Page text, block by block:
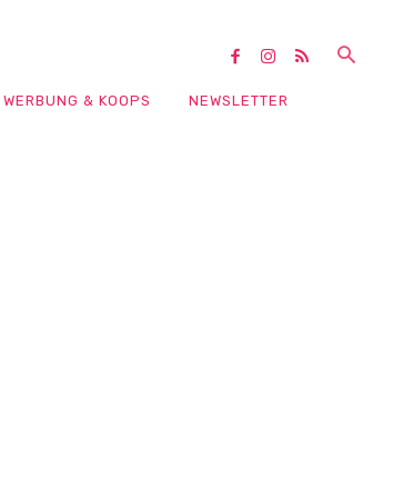
WERBUNG & KOOPS NEWSLETTER